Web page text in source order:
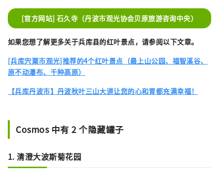
[官方网站] 石久寺（丹波市观光协会贝原旅游咨询中央）
如果您想了解更多关于兵库县的红叶景点，请参阅以下文章。
[兵库宍粟市观光]推荐的4个红叶景点（最上山公园、福智溪谷、
原不动瀑布、千种高原）
【兵库丹波市】丹波秋叶三山大道让您的心和胃都充满幸福！
Cosmos 中有 2 个隐藏罐子
1. 清澄大波斯菊花园